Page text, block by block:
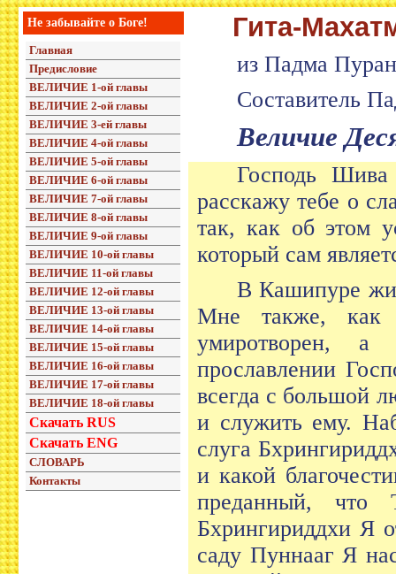
Не забывайте о Боге!
Главная
Предисловие
ВЕЛИЧИЕ 1-ой главы
ВЕЛИЧИЕ 2-ой главы
ВЕЛИЧИЕ 3-ей главы
ВЕЛИЧИЕ 4-ой главы
ВЕЛИЧИЕ 5-ой главы
ВЕЛИЧИЕ 6-ой главы
ВЕЛИЧИЕ 7-ой главы
ВЕЛИЧИЕ 8-ой главы
ВЕЛИЧИЕ 9-ой главы
ВЕЛИЧИЕ 10-ой главы
ВЕЛИЧИЕ 11-ой главы
ВЕЛИЧИЕ 12-ой главы
ВЕЛИЧИЕ 13-ой главы
ВЕЛИЧИЕ 14-ой главы
ВЕЛИЧИЕ 15-ой главы
ВЕЛИЧИЕ 16-ой главы
ВЕЛИЧИЕ 17-ой главы
ВЕЛИЧИЕ 18-ой главы
Скачать RUS
Скачать ENG
СЛОВАРЬ
Контакты
Гита-
из Падма
Составитель
Величие
Господь Шива
расскажу тебе о
так, как об этом
который сам
В Кашипуре
Мне также, как
умиротворен, а
прославлении
всегда с большой
и служить ему.
слуга
и какой
преданный,
Бхрингириддхи Я
саду Пуннааг Я